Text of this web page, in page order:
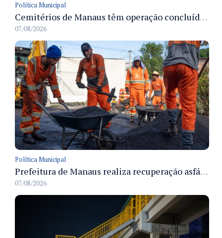
Política Municipal
Cemitérios de Manaus têm operação concluída e estrutura pronta para receber famílias no Dia dos Pais
07/08/2026
Política Municipal
Prefeitura de Manaus realiza recuperação asfáltica na rua Canário do Campo e amplia mobilidade na zona Norte
07/08/2026